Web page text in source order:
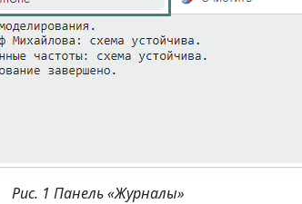
Рис. 1 Панель «Журналы»